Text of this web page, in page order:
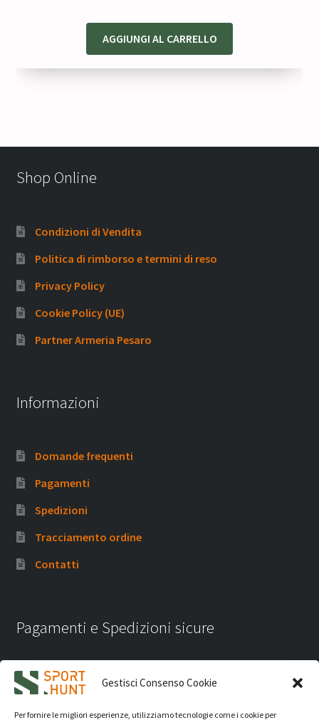
Gestisci Consenso Cookie
Per fornire le migliori esperienze, utilizziamo tecnologie come i cookie per
AGGIUNGI AL CARRELLO
Shop Online
Condizioni di Vendita
Politica di rimborso e termini di reso
Privacy Policy
Cookie Policy (UE)
Partner Armeria Pesaro
Informazioni
Domande frequenti
Pagamenti
Spedizioni
Tracciamento ordine
Contatti
Pagamenti e Spedizioni sicure